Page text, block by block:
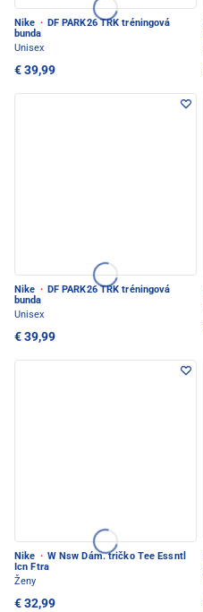
Nike · DF PARK26 TRK tréningová
bunda
Unisex
€ 39,99
Nike · DF PARK26 TRK tréningová
bunda
Unisex
€ 39,99
Nike · W Nsw Dám. tričko Tee Essntl
Icn Ftra
Ženy
€ 32,99